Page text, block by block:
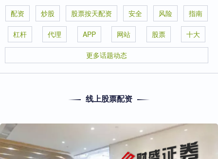
配资 炒股 股票按天配资 安全 风险 指南
杠杆 代理 APP 网站 股票 十大
更多话题动态
线上股票配资